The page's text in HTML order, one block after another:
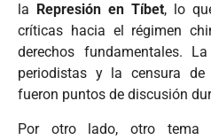
la
Represión en Tíbet, lo
críticas hacia el régimen
derechos fundamentales. La
periodistas y la censura
fueron puntos de discusión
Por otro lado, otro tema